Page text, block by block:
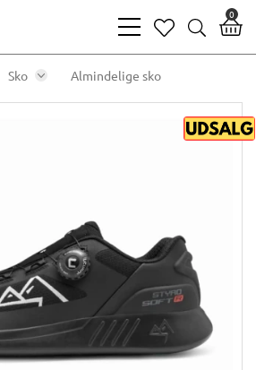
bars
light
heart
search
0
Sko Almindelige sko